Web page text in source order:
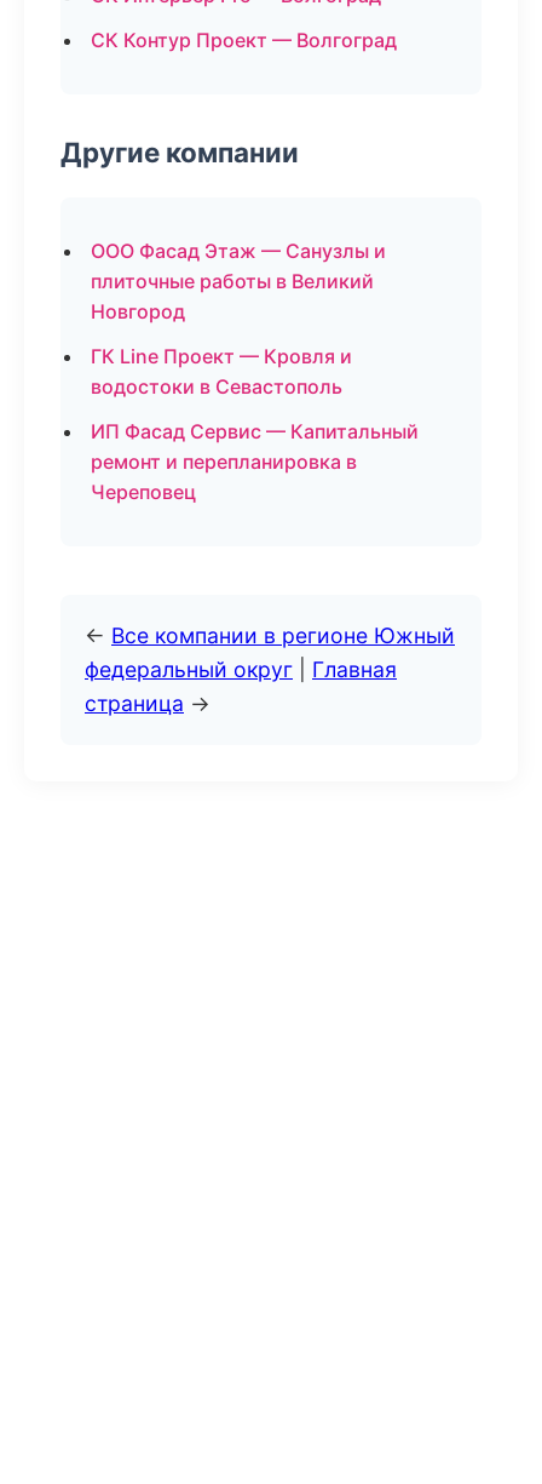
СК Контур Проект — Волгоград
Другие компании
ООО Фасад Этаж — Санузлы и
плиточные работы в Великий
Новгород
ГК Line Проект — Кровля и
водостоки в Севастополь
ИП Фасад Сервис — Капитальный
ремонт и перепланировка в
Череповец
← Все компании в регионе Южный
федеральный округ
Главная
страница →